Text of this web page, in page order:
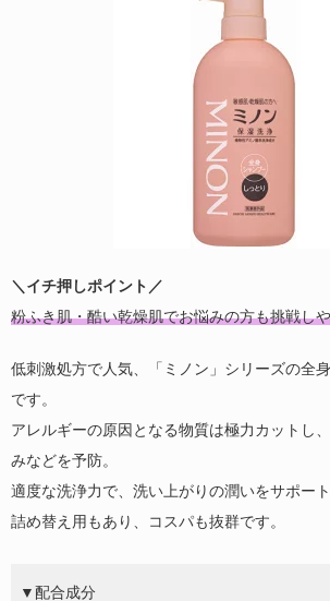
＼イチ押しポイント／
粉ふき肌・酷い乾燥肌でお悩みの方も挑戦し
低刺激処方で人気、「ミノン」シリーズの全
です。
アレルギーの原因となる物質は極力カットし
みなどを予防。
適度な洗浄力で、洗い上がりの潤いをサポート
詰め替え用もあり、コスパも抜群です。
▼配合成分